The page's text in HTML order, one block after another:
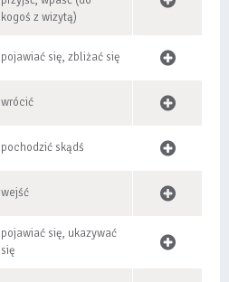
kogoś z wizytą)
pojawiać się, zbliżać się
wrócić
pochodzić skądś
wejść
pojawiać się, ukazywać
się